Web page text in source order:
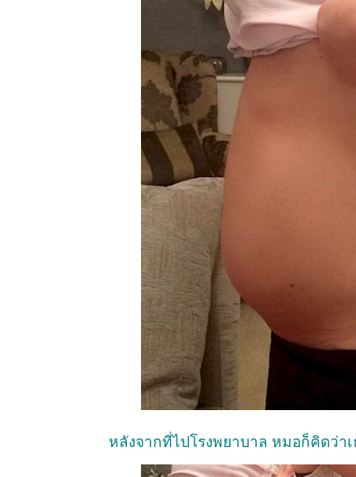
หลังจากที่ไปโรงพยาบาล หมอก็คิดว่า